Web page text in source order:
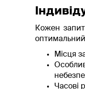
Кожен
Місця
Часові